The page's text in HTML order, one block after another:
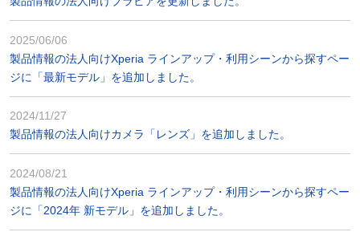
2025/06/06
製品情報の法人向けXperia ラインアップ・利用シーンから探すペー
ジに「最新モデル」を追加しました。
2024/11/27
製品情報の法人向けカメラ「レンズ」を追加しました。
2024/08/21
製品情報の法人向けXperia ラインアップ・利用シーンから探すペー
ジに「2024年 新モデル」を追加しました。